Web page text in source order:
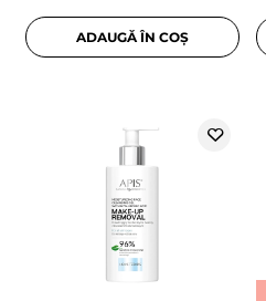
ADAUGĂ ÎN COȘ